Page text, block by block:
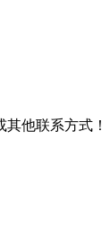
他联系方式！